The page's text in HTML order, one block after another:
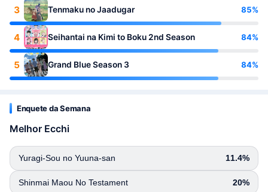
3 Tenmaku no Jaadugar 85%
4 Seihantai na Kimi to Boku 2nd Season 84%
5 Grand Blue Season 3 84%
Enquete da Semana
Melhor Ecchi
Yuragi-Sou no Yuuna-san 11.4%
Shinmai Maou No Testament 20%